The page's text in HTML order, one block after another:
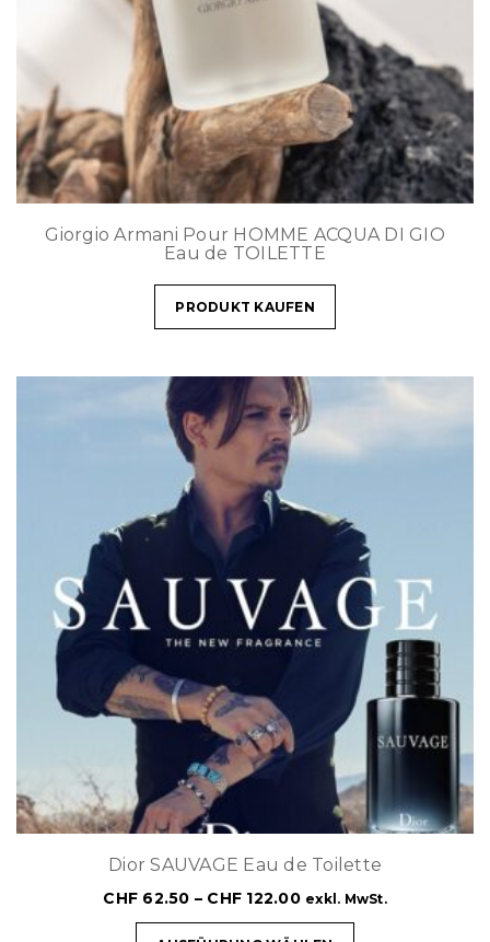
Giorgio Armani Pour HOMME ACQUA DI GIO
Eau de TOILETTE
PRODUKT KAUFEN
Dior SAUVAGE Eau de Toilette
CHF 62.50 – CHF 122.00 exkl. MwSt.